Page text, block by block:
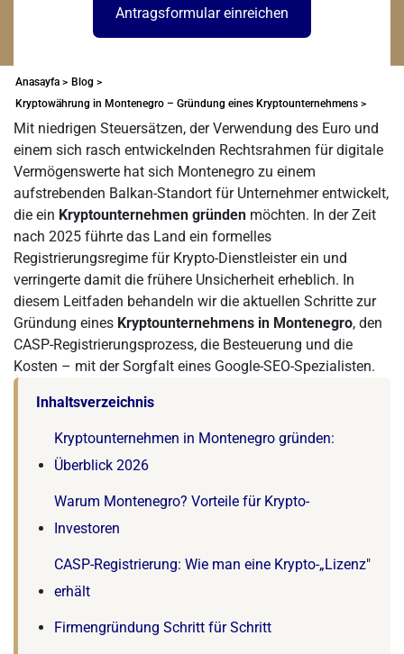
Antragsformular einreichen
Anasayfa > Blog >
Kryptowährung in Montenegro – Gründung eines Kryptounternehmens >
Mit niedrigen Steuersätzen, der Verwendung des Euro und
einem sich rasch entwickelnden Rechtsrahmen für digitale
Vermögenswerte hat sich Montenegro zu einem
aufstrebenden Balkan-Standort für Unternehmer entwickelt,
die ein Kryptounternehmen gründen möchten. In der Zeit
nach 2025 führte das Land ein formelles
Registrierungsregime für Krypto-Dienstleister ein und
verringerte damit die frühere Unsicherheit erheblich. In
diesem Leitfaden behandeln wir die aktuellen Schritte zur
Gründung eines Kryptounternehmens in Montenegro, den
CASP-Registrierungsprozess, die Besteuerung und die
Kosten – mit der Sorgfalt eines Google-SEO-Spezialisten.
Inhaltsverzeichnis
Kryptounternehmen in Montenegro gründen:
Überblick 2026
Warum Montenegro? Vorteile für Krypto-
Investoren
CASP-Registrierung: Wie man eine Krypto-„Lizenz"
erhält
Firmengründung Schritt für Schritt